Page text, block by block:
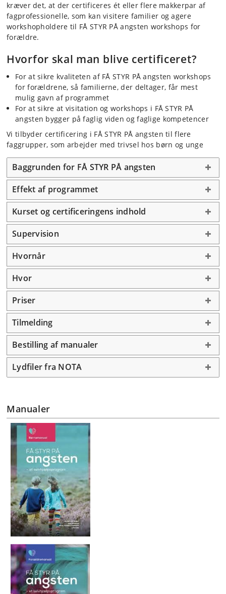
kræver det, at der certificeres ét eller flere makkerpar af
fagprofessionelle, som kan visitere familier og agere
workshopholdere til FÅ STYR PÅ angsten workshops for
forældre.
Hvorfor skal man blive certificeret?
For at sikre kvaliteten af FÅ STYR PÅ angsten workshops
for forældrene, så familierne, der deltager, får mest
mulig gavn af programmet
For at sikre at visitation og workshops i FÅ STYR PÅ
angsten bygger på faglig viden og faglige kompetencer
Vi tilbyder certificering i FÅ STYR PÅ angsten til flere
faggrupper, som arbejder med trivsel hos børn og unge
Baggrunden for FÅ STYR PÅ angsten
Effekt af programmet
Kurset og certificeringens indhold
Supervision
Hvornår
Hvor
Priser
Tilmelding
Bestilling af manualer
Lydfiler fra NOTA
Manualer